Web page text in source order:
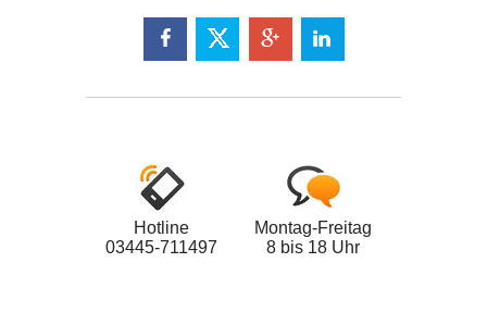
Hotline
03445-711497
Montag-Freitag
8 bis 18 Uhr